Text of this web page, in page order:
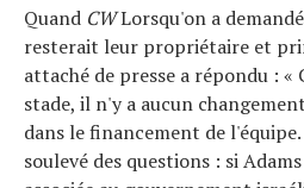
Quand CWLorsqu'on a
resterait leur propriétaire et
attaché de presse a répondu : «
stade, il n'y a aucun
dans le financement de
soulevé des questions : si